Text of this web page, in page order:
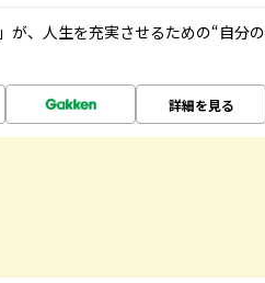
が、人生を充実させるための“自分の
詳細を見る